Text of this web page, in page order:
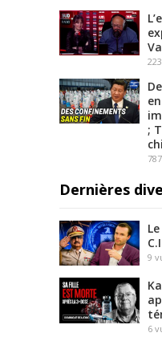
223
;
787
Dernières
9
6